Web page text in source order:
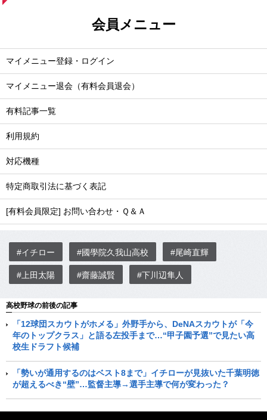
会員メニュー
マイメニュー登録・ログイン
マイメニュー退会（有料会員退会）
有料記事一覧
利用規約
対応機種
特定商取引法に基づく表記
[有料会員限定] お問い合わせ・Ｑ＆Ａ
#イチロー #國學院久我山高校 #尾崎直輝
#上田太陽 #齋藤誠賢 #下川辺隼人
高校野球の前後の記事
「12球団スカウトがホメる」外野手から、DeNAスカウトが「今
年のトップクラス」と語る左投手まで…“甲子園予選”で見たい高
校生ドラフト候補
「勢いが通用するのはベスト8まで」イチローが見抜いた千葉明徳
が超えるべき“壁”…監督主導→選手主導で何が変わった？